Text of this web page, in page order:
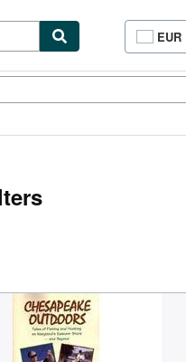
EUR
Seite
der